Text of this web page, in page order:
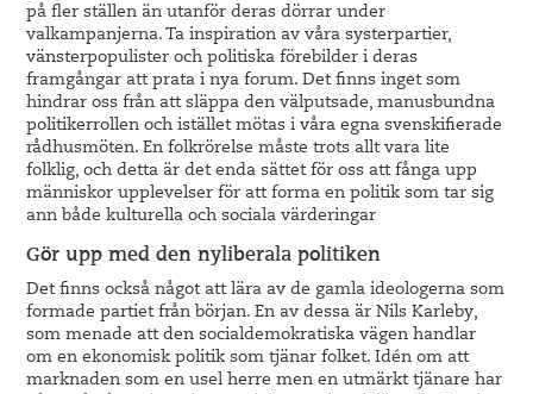
på fler ställen än utanför deras dörrar under
valkampanjerna. Ta inspiration av våra systerpartier,
vänsterpopulister och politiska förebilder i deras
framgångar att prata i nya forum. Det finns inget som
hindrar oss från att släppa den välputsade, manusbundna
politikerrollen och istället mötas i våra egna svenskifierade
rådhusmöten. En folkrörelse måste trots allt vara lite
folklig, och detta är det enda sättet för oss att fånga upp
människor upplevelser för att forma en politik som tar sig
ann både kulturella och sociala värderingar
Gör upp med den nyliberala politiken
Det finns också något att lära av de gamla ideologerna som
formade partiet från början. En av dessa är Nils Karleby,
som menade att den socialdemokratiska vägen handlar
om en ekonomisk politik som tjänar folket. Idén om att
marknaden som en usel herre men en utmärkt tjänare har